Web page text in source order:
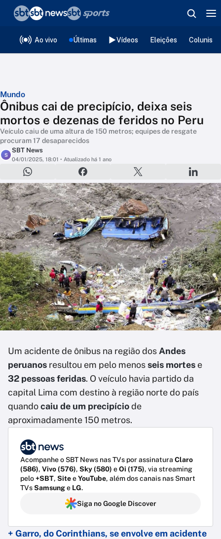
Ao vivo Últimas Vídeos Eleições
Mundo
Ônibus cai de precipício, deixa seis
mortos e dezenas de feridos no Peru
Veículo caiu de uma altura de 150 metros; equipes de resgate
procuram 17 desaparecidos
S
SBT News
04/01/2025, 18:01 • Atualizado há 1 ano
Um acidente de ônibus na região dos Andes
peruanos resultou em pelo menosseis mortes e
32 pessoas feridas. O veículo havia partido da
capital Lima com destino à região norte do país
quandocaiu de um precipíciode
aproximadamente 150 metros.
Acompanhe o SBT News nas TVs por assinatura Claro
(586), Vivo (576), Sky (580) eOi (175), via streaming
pelo+SBT, SiteeYouTube, além dos canais nas Smart
TVsSamsunge LG.
Siga no Google Discover
+ Garro, do Corinthians, se envolve em acidente
❮voltar
Editorias